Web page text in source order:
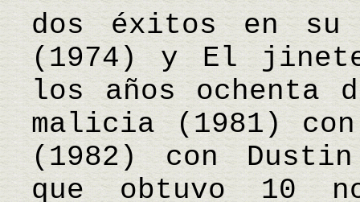
dos éxitos en su
(1974) y El
los años ochenta
malicia (1981) con
(1982) con
que obtuvo 10